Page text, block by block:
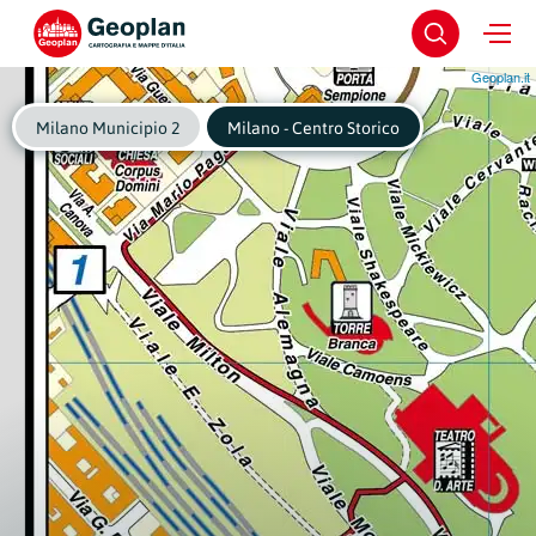
Geoplan.it
Milano Municipio 2 Milano - Centro Storico